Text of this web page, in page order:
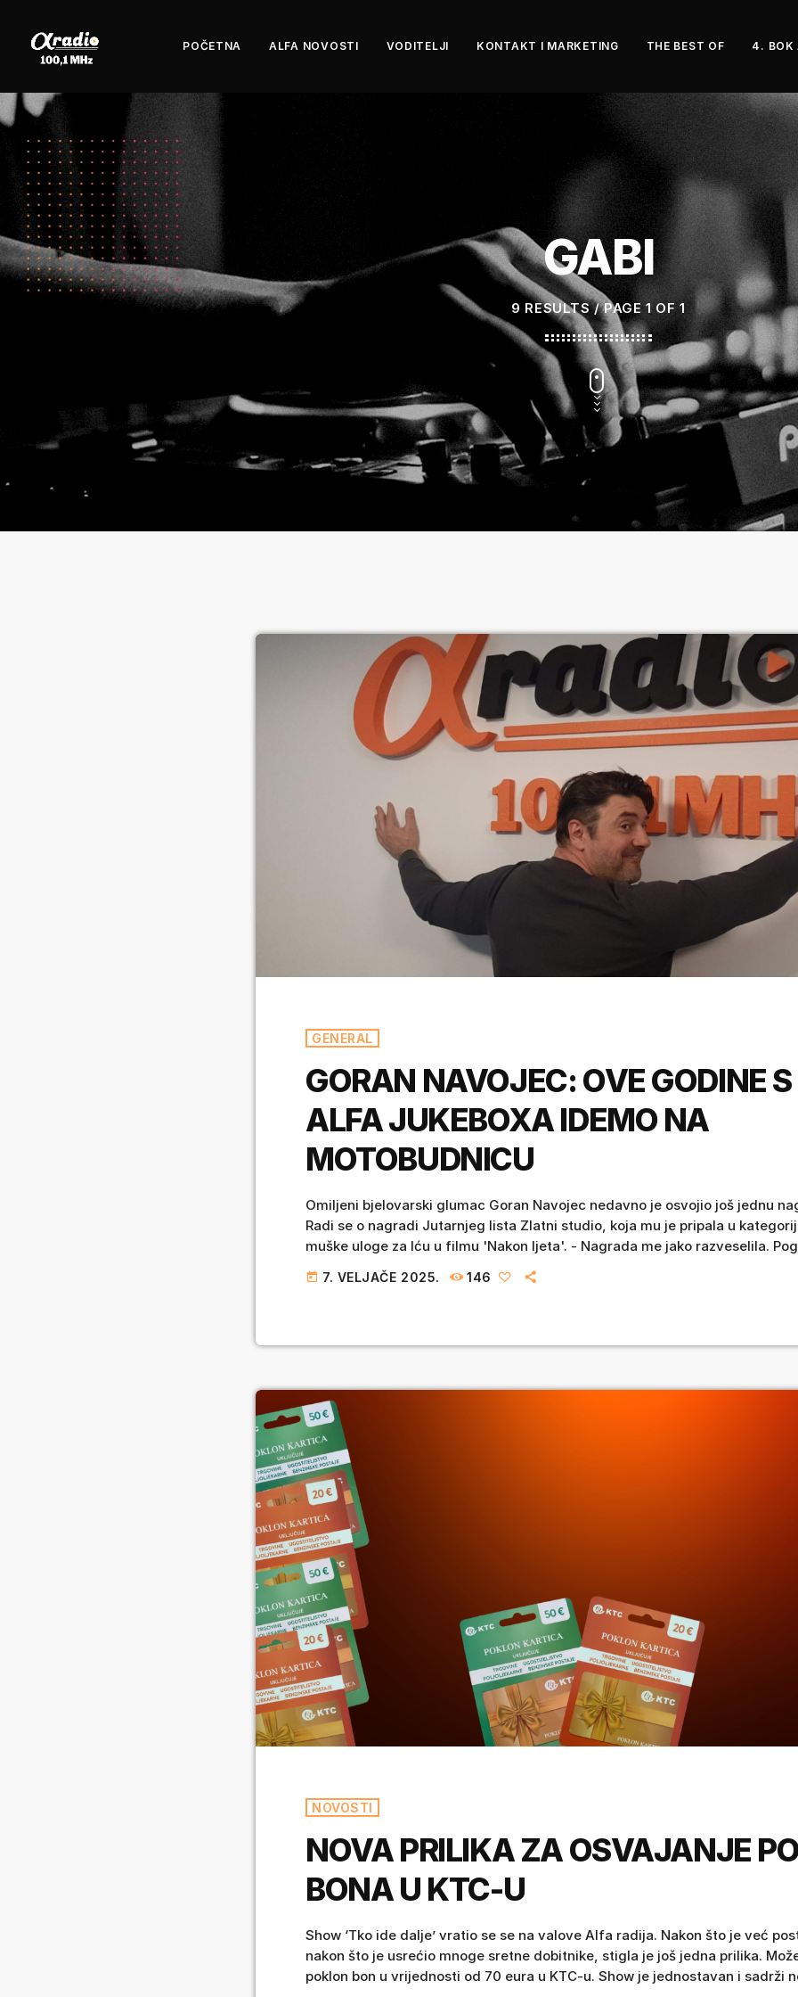
POČETNA ALFA NOVOSTI VODITELJI KONTAKT I MARKETING THE BEST OF 4. BOK
GABI
9 RESULTS / PAGE 1 OF 1
GENERAL
GORAN NAVOJEC: OVE GODINE
ALFA JUKEBOXA IDEMO NA
MOTOBUDNICU
Omiljeni bjelovarski glumac Goran Navojec nedavno je osvojio još jednu
Radi se o nagradi Jutarnjeg lista Zlatni studio, koja mu je pripala u
muške uloge za Iću u filmu 'Nakon ljeta'. - Nagrada me jako razveselila.
pitanju volja naroda, što znači da glasa publika. Naravno da je odlično i
žiri, ali ovo mi je još slađe i draže […]
today 7. VELJAČE 2025. 146
NOVOSTI
NOVA PRILIKA ZA OSVAJANJE
BONA U KTC-U
Show ‘Tko ide dalje’ vratio se se na valove Alfa radija. Nakon što je već
nakon što je usrećio mnoge sretne dobitnike, stigla je još jedna prilika.
poklon bon u vrijednosti od 70 eura u KTC-u. Show je jednostavan i sadrži